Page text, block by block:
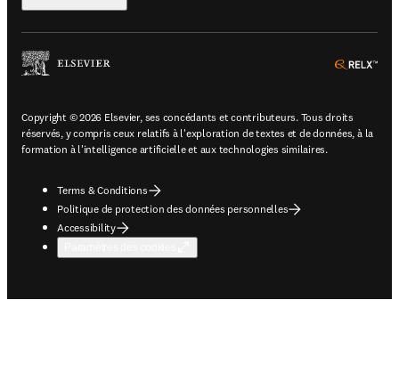
Copyright © 2026 Elsevier, ses concédants et contributeurs. Tous droits
réservés, y compris ceux relatifs à l'exploration de textes et de données, à la
formation à l'intelligence artificielle et aux technologies similaires.
Terms & Conditions
Politique de protection des données personnelles
Accessibility